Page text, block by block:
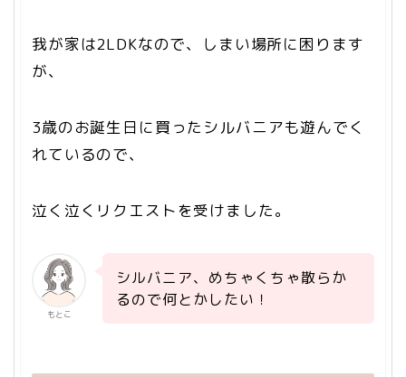
我が家は2LDKなので、しまい場所に困ります
が、
3歳のお誕生日に買ったシルバニアも遊んでく
れているので、
泣く泣くリクエストを受けました。
もとこ
シルバニア、めちゃくちゃ散らか
るので何とかしたい！